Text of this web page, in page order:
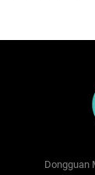
Dongguan